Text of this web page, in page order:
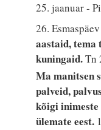
25. jaanuar -
26.
aastaid, tema
kuningaid.Tn
Ma manitsen
palveid,
kõigi
ülemate eest.